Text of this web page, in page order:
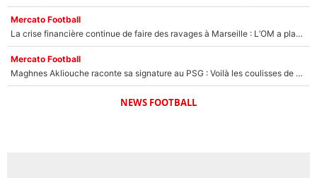
Mercato Football
La crise financière continue de faire des ravages à Marseille : L’OM a placé 12 joueurs sur le marché des transferts… et ça pourrait lui rapporter près de 100M€ !
Mercato Football
Maghnes Akliouche raconte sa signature au PSG : Voilà les coulisses de son transfert de rêve à 50M€
NEWS FOOTBALL